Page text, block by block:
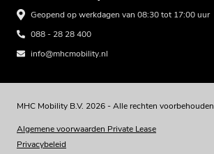
Geopend op werkdagen van 08:30 tot 17:00 uur
088 - 28 28 400
info@mhcmobility.nl
MHC Mobility B.V. 2026 - Alle rechten voorbehouden
Algemene voorwaarden Private Lease
Privacybeleid